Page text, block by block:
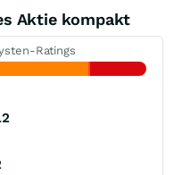
Aktie kompakt
Ratings